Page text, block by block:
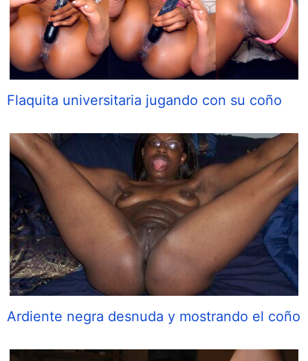
Flaquita universitaria jugando con su coño
Ardiente negra desnuda y mostrando el coño